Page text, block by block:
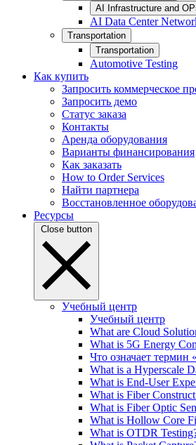
AI Infrastructure and
AI Data Center
Transportation
Transportation
Automotive Testing
Как купить
Запросить коммерческое
Запросить демо
Статус заказа
Контакты
Аренда оборудования
Варианты финансирования
Как заказать
How to Order Services
Найти партнера
Восстановленное
Ресурсы
Close button
Учебный центр
Учебный центр
What are Cloud
What is 5G Energy
Что означает термин
What is a Hyperscale
What is End-User
What is Fiber
What is Fiber Optic
What is Hollow Core
What is OTDR